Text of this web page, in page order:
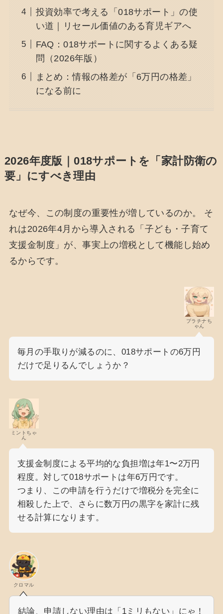
投資効率で考える「018サポート」の使
い道｜リセール価値のある育児ギアへ
FAQ：018サポートに関するよくある疑
問（2026年版）
まとめ：情報の格差が「6万円の格差」
になる前に
2026年度版｜018サポートを「家計防衛の
要」にすべき理由
なぜ今、この制度の重要性が増しているのか。 そ
れは2026年4月から導入される「子ども・子育て
支援金制度」が、事実上の増税として機能し始め
るからです。
プラチナち
ゃん
毎月の手取りが減るのに、018サポートの6万円
だけで足りるんでしょうか？
ミントちゃ
ん
支援金制度による平均的な負担増は年1〜2万円
程度。対して018サポートは年6万円です。
つまり、この申請を行うだけで増税分を完全に
相殺した上で、さらに数万円の黒字を家計に残
せる計算になります。
クロマル
結論、申請しない理由は「1ミリもない」にゃ！